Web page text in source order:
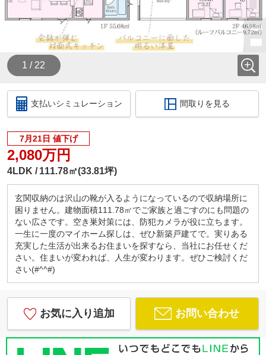
1 / 22
支払いシミュレーション 間取りを見る
7月21日 値下げ
2,080万円
4LDK 111.78㎡(33.81坪)
玄関収納のは沢山の靴が入るようになっているので収納場所に
困りません。建物面積111.78㎡でご家族と過ごすのにも問題の
ない広さです。空き巣対策には、防犯カメラが役に立ちます。
一生に一度のマイホーム探しは、ぜひ新築戸建てで。実りある
充実した生活が出来るお住まいを探すなら、当社にお任せくだ
さい。住まいが変われば、人生が変わります。ぜひご検討くだ
さい(#^^#)
お気に入り追加 お問い合わせ